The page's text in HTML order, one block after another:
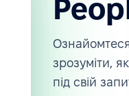
зрозуміти,
під свій